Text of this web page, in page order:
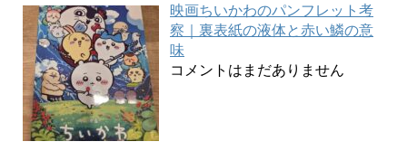
映画ちいかわのパンフレット考
察｜裏表紙の液体と赤い鱗の意
味
コメントはまだありません